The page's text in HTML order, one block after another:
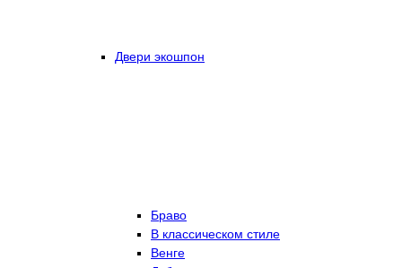
Двери экошпон
Браво
В классическом стиле
Венге